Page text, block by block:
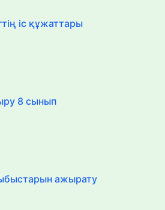
іс құжаттары
8 сынып
ажырату